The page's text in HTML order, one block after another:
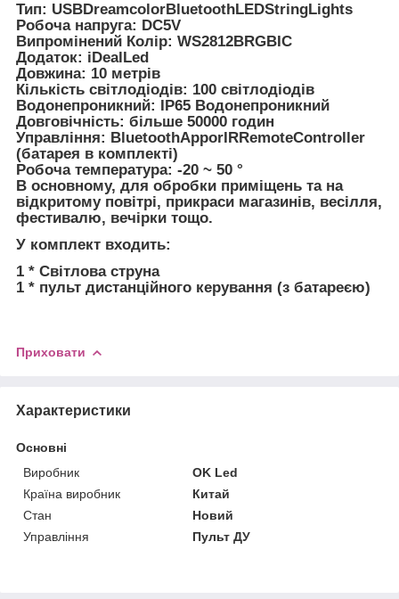
Тип: USBDreamcolorBluetoothLEDStringLights
Робоча напруга: DC5V
Випромінений Колір: WS2812BRGBIC
Додаток: iDealLed
Довжина: 10 метрів
Кількість світлодіодів: 100 світлодіодів
Водонепроникний: IP65 Водонепроникний
Довговічність: більше 50000 годин
Управління: BluetoothApporIRRemoteController
(батарея в комплекті)
Робоча температура: -20 ~ 50 °
В основному, для обробки приміщень та на
відкритому повітрі, прикраси магазинів, весілля,
фестивалю, вечірки тощо.
У комплект входить:
1 * Світлова струна
1 * пульт дистанційного керування (з батареєю)
Приховати
Характеристики
Основні
Виробник
OK Led
Країна виробник
Китай
Стан
Новий
Управління
Пульт ДУ